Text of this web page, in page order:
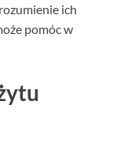
ich
pomóc w